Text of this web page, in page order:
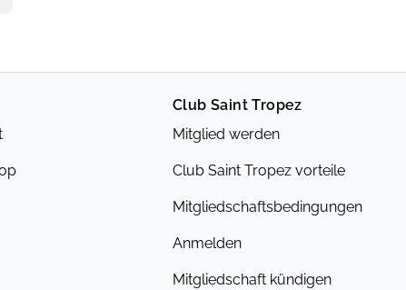
Club Saint Tropez
Mitglied werden
Club Saint Tropez vorteile
Mitgliedschaftsbedingungen
Anmelden
Mitgliedschaft kündigen